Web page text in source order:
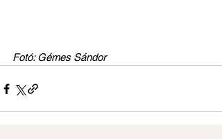
Fotó: Gémes Sándor